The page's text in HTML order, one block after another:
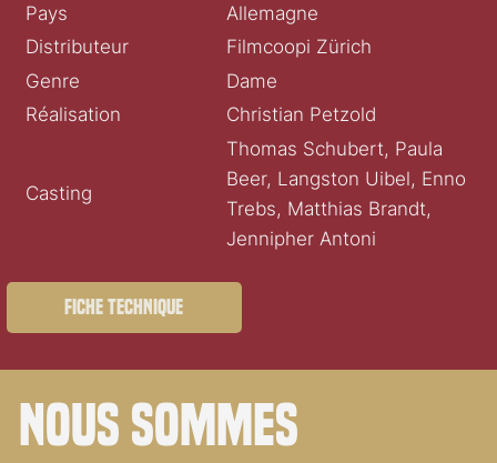
Pays
Allemagne
Distributeur
Filmcoopi Zürich
Genre
Dame
Réalisation
Christian Petzold
Casting
Thomas Schubert, Paula
Beer, Langston Uibel, Enno
Trebs, Matthias Brandt,
Jennipher Antoni
Fiche technique
Nous sommes